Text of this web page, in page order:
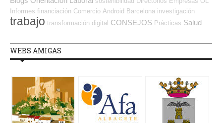
Informes financiación Comercio Android Barcelona investigación
trabajo transformación digital CONSEJOS Prácticas Salud
WEBS AMIGAS